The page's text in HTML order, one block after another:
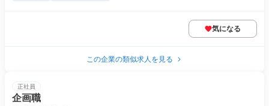
気になる
この企業の類似求人を見る
正社員
企画職